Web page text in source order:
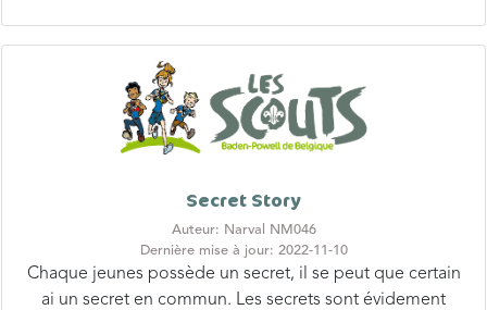
Secret Story
Auteur: Narval NM046
Dernière mise à jour: 2022-11-10
Chaque jeunes possède un secret, il se peut que certain
ai un secret en commun. Les secrets sont évidement